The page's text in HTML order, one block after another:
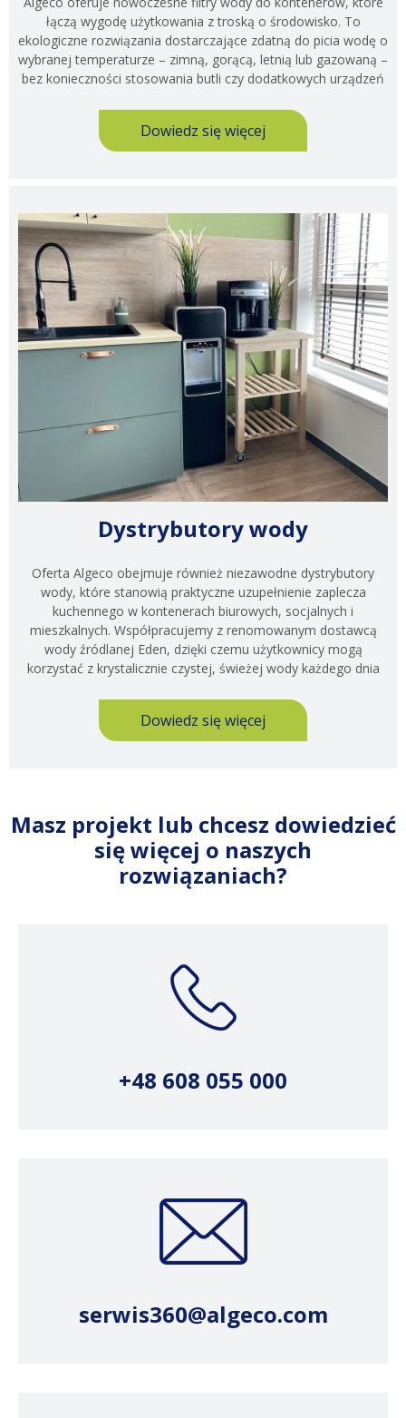
łączą wygodę użytkowania z troską o środowisko. To
ekologiczne rozwiązania dostarczające zdatną do picia wodę o
wybranej temperaturze – zimną, gorącą, letnią lub gazowaną –
bez konieczności stosowania butli czy dodatkowych urządzeń
Dowiedz się więcej
Dystrybutory wody
Oferta Algeco obejmuje również niezawodne dystrybutory
wody, które stanowią praktyczne uzupełnienie zaplecza
kuchennego w kontenerach biurowych, socjalnych i
mieszkalnych. Współpracujemy z renomowanym dostawcą
wody źródlanej Eden, dzięki czemu użytkownicy mogą
korzystać z krystalicznie czystej, świeżej wody każdego dnia
Dowiedz się więcej
Masz projekt lub chcesz dowiedzieć
się więcej o naszych
rozwiązaniach?
+48 608 055 000
serwis360@algeco.com